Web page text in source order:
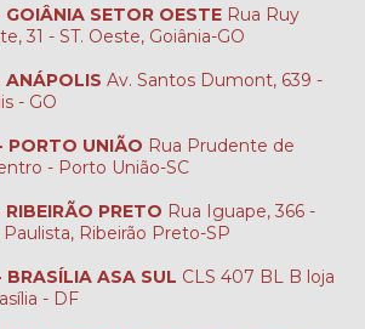
SETOR OESTE Rua Ruy
31 - ST. Oeste, Goiânia-GO
ANÁPOLIS Av. Santos Dumont, 639 -
- GO
PORTO UNIÃO Rua Prudente de
- Porto União-SC
PRETO Rua Iguape, 366 -
Ribeirão Preto-SP
BRASÍLIA ASA SUL CLS 407 BL B loja
- DF